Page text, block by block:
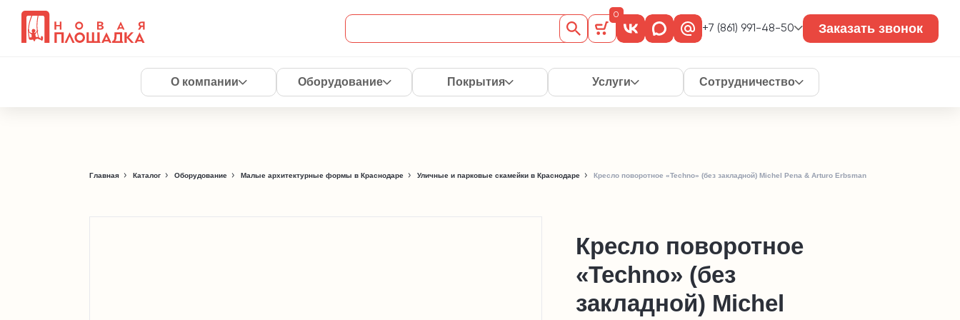
0
+7 (861) 991-48-50 Заказать звонок
О компании Оборудование Покрытия Услуги Сотрудничество
Главная Каталог Оборудование Малые архитектурные формы в Краснодаре Уличные и парковые скамейки в Краснодаре Кресло поворотное «Techno» (без закладной) Michel Pena & Arturo Erbsman
Кресло поворотное
«Techno» (без
закладной) Michel